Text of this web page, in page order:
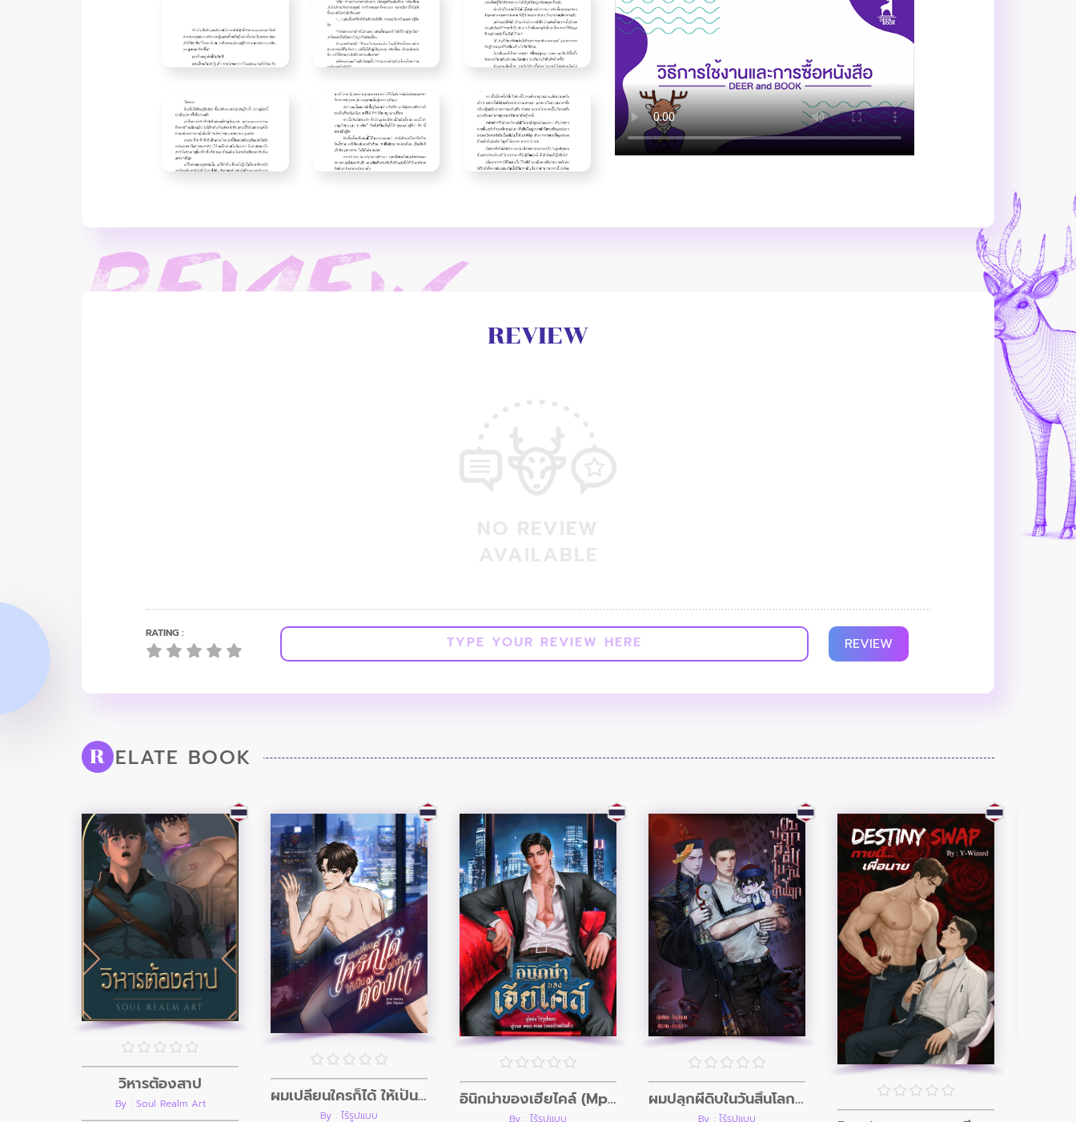
REVIEW
RATING :
REVIEW
R ELATE BOOK
วิหารต้องสาป
By : Soul Realm Art ผมเปลี่ยนใครก็ได้ ให้เป็นอย่างที่ผมต้องการ
By : ไร้รูปแบบ
อินิกม่าของเฮียไคล์ (Mpreg)
By : ไร้รูปแบบ
ผมปลุกผีดิบในวันสิ้นโลก (อินิกม่าxอัลฟ่า)
By : ไร้รูปแบบ